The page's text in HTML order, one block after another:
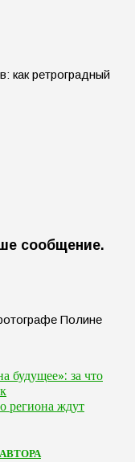
как ретроградный
сообщение.
будущее»: за что
региона ждут